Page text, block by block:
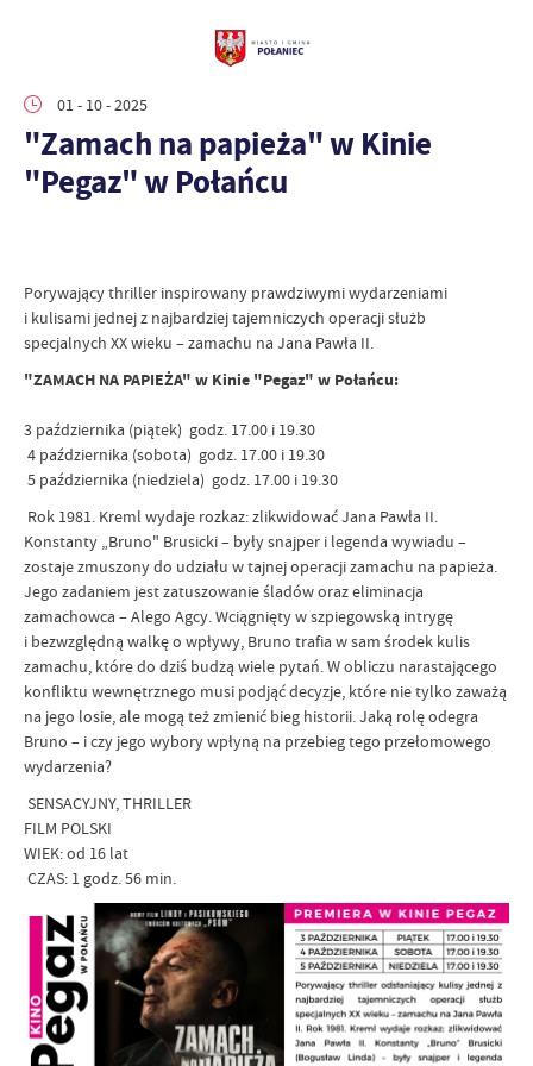
01 - 10 - 2025
"Zamach na papieża" w Kinie
"Pegaz" w Połańcu
Porywający thriller inspirowany prawdziwymi wydarzeniami
i kulisami jednej z najbardziej tajemniczych operacji służb
specjalnych XX wieku – zamachu na Jana Pawła II.
"ZAMACH NA PAPIEŻA" w Kinie "Pegaz" w Połańcu:
3 października (piątek) godz. 17.00 i 19.30
4 października (sobota) godz. 17.00 i 19.30
5 października (niedziela) godz. 17.00 i 19.30
Rok 1981. Kreml wydaje rozkaz: zlikwidować Jana Pawła II.
Konstanty „Bruno" Brusicki – były snajper i legenda wywiadu –
zostaje zmuszony do udziału w tajnej operacji zamachu na papieża.
Jego zadaniem jest zatuszowanie śladów oraz eliminacja
zamachowca – Alego Agcy. Wciągnięty w szpiegowską intrygę
i bezwzględną walkę o wpływy, Bruno trafia w sam środek kulis
zamachu, które do dziś budzą wiele pytań. W obliczu narastającego
konfliktu wewnętrznego musi podjąć decyzje, które nie tylko zaważą
na jego losie, ale mogą też zmienić bieg historii. Jaką rolę odegra
Bruno – i czy jego wybory wpłyną na przebieg tego przełomowego
wydarzenia?
SENSACYJNY, THRILLER
FILM POLSKI
WIEK: od 16 lat
CZAS: 1 godz. 56 min.